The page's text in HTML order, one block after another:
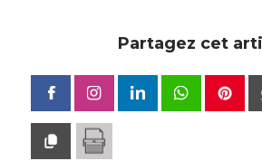
Partagez cet